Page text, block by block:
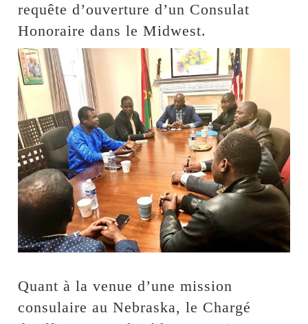
requête d’ouverture d’un Consulat
Honoraire dans le Midwest.
Quant à la venue d’une mission
consulaire au Nebraska, le Chargé